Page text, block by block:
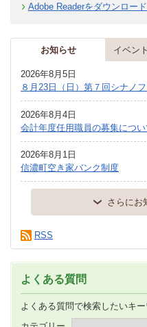
Adobe Readerをダウンロー
お知らせ イベン
2026年8月5日
８月23日（日）第７回シナノ
2026年8月4日
会計年度任用職員の募集につい
2026年8月1日
信濃町空き家バンク制度
さらにお
RSS
よくある質問
よくある質問で検索したいキ